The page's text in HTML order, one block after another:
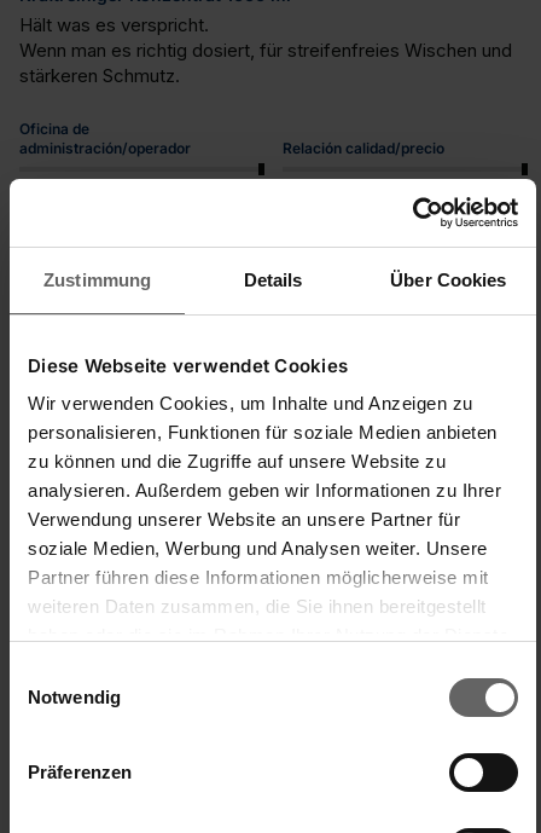
Zustimmung Details Über Cookies
Diese Webseite verwendet Cookies
Wir verwenden Cookies, um Inhalte und Anzeigen zu
personalisieren, Funktionen für soziale Medien anbieten
zu können und die Zugriffe auf unsere Website zu
analysieren. Außerdem geben wir Informationen zu Ihrer
Verwendung unserer Website an unsere Partner für
soziale Medien, Werbung und Analysen weiter. Unsere
Partner führen diese Informationen möglicherweise mit
weiteren Daten zusammen, die Sie ihnen bereitgestellt
Cookies, wenn Sie unsere Webseite weiterhin nutzen.
Notwendig
Präferenzen
Hält was es verspricht.
Wenn man es richtig dosiert, für streifenfreies Wischen und
stärkeren Schmutz.
Oficina de
administración/operador
Relación calidad/precio
Incentivada
¿Ha sido útil esta opinión?